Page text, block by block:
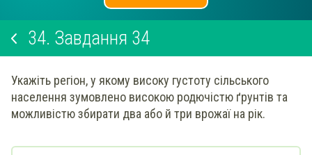
34. Завдання 34
Укажіть регіон, у якому високу густоту сільського
населення зумовлено високою родючістю ґрунтів та
можливістю збирати два або й три врожаї на рік.